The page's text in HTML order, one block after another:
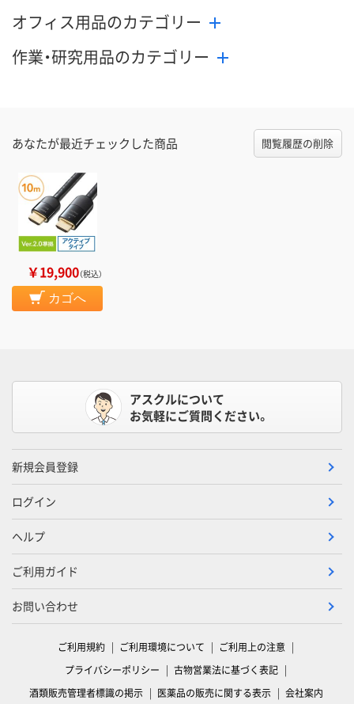
オフィス用品のカテゴリー
作業・研究用品のカテゴリー
あなたが最近チェックした商品 閲覧履歴の削除
￥19,900（税込）
カゴへ
アスクルについて
お気軽にご質問ください。
新規会員登録
ログイン
ヘルプ
ご利用ガイド
お問い合わせ
ご利用規約 ご利用環境について
ご利用上の注意
プライバシーポリシー
古物営業法に基づく表記
酒類販売管理者標識の掲示
医薬品の販売に関する表示 会社案内